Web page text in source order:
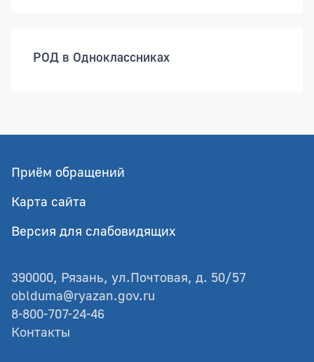
РОД в Одноклассниках
Приём обращений
Карта сайта
Версия для слабовидящих
390000, Рязань, ул.Почтовая, д. 50/57
oblduma@ryazan.gov.ru
8-800-707-24-46
Контакты